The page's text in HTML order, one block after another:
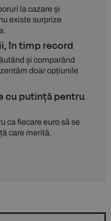
la cazare și
existe surprize
în timp record
și comparând
doar opțiunile
cu putință pentru
ca fiecare euro să se
care merită.